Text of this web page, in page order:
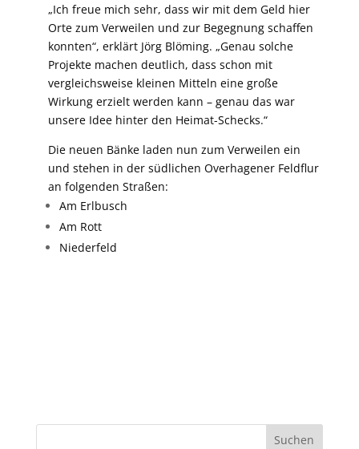
„Ich freue mich sehr, dass wir mit dem Geld hier
Orte zum Verweilen und zur Begegnung schaffen
konnten“, erklärt Jörg Blöming. „Genau solche
Projekte machen deutlich, dass schon mit
vergleichsweise kleinen Mitteln eine große
Wirkung erzielt werden kann – genau das war
unsere Idee hinter den Heimat-Schecks.“
Die neuen Bänke laden nun zum Verweilen ein
und stehen in der südlichen Overhagener Feldflur
an folgenden Straßen:
Am Erlbusch
Am Rott
Niederfeld
Suchen